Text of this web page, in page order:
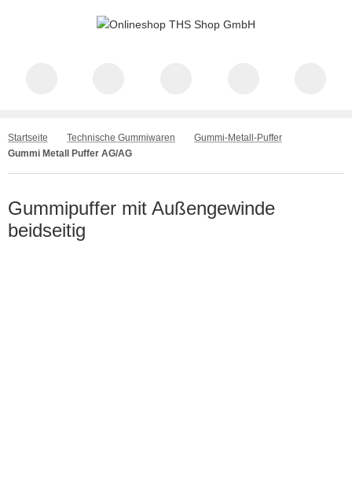
Startseite Technische Gummiwaren
Gummi-Metall-Puffer
Gummi Metall Puffer AG/AG
Gummipuffer mit Außengewinde
beidseitig